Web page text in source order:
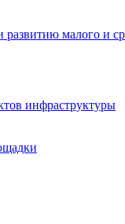
малого и
инфраструктуры